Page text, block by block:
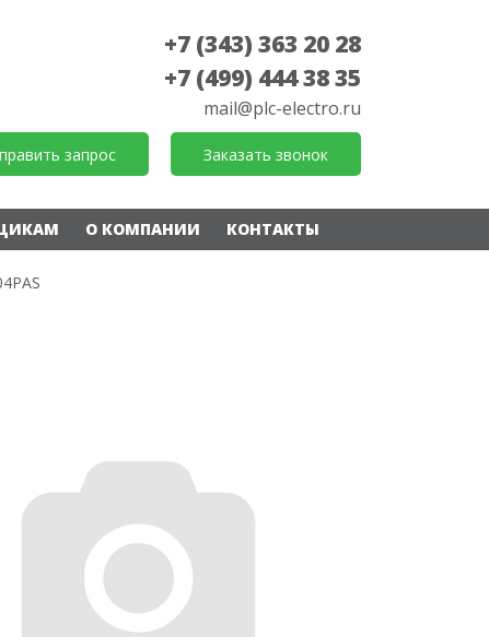
+7 (343) 363 20 28
+7 (499) 444 38 35
mail@plc-electro.ru
запрос Заказать звонок
О КОМПАНИИ КОНТАКТЫ